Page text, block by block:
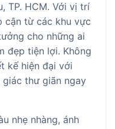
TP. HCM. Với vị trí
cận từ các khu vực
cho những ai
đẹp tiện lợi. Không
kế hiện đại với
thư giãn ngay
nhẹ nhàng, ánh